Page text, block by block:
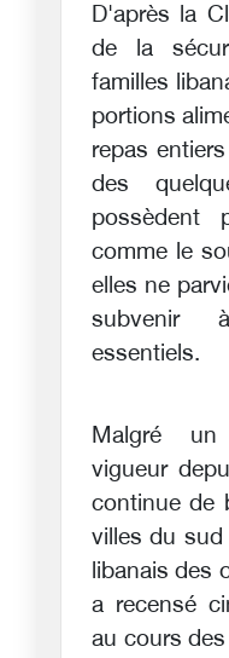
D'après la
de la
familles
portions
repas
des
possèdent
comme le
elles ne
subvenir
essentiels.
Malgré un
vigueur
continue de
villes du
libanais des
a recensé
au cours